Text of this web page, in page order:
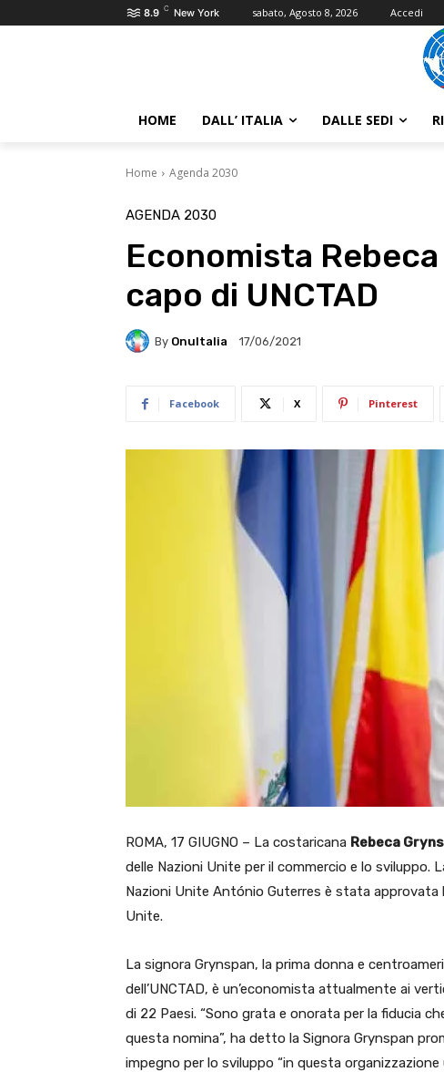
8.9 C New York sabato, Agosto 8, 2026 Accedi
HOME DALL’ ITALIA DALLE SEDI
Home Agenda 2030
AGENDA 2030
Economista
capo di UNCTAD
By OnuItalia 17/06/2021
Facebook X Pinterest
ROMA, 17 GIUGNO – La costaricana Rebeca
delle Nazioni Unite per il commercio e lo sviluppo.
Nazioni Unite António Guterres è stata approvata
Unite.
La signora Grynspan, la prima donna e
dell’UNCTAD, è un’economista attualmente ai
di 22 Paesi. “Sono grata e onorata per la fiducia
questa nomina”, ha detto la Signora Grynspan
impegno per lo sviluppo “in questa